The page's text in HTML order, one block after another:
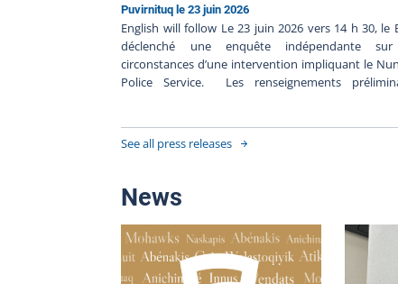
Puvirnituq le 23 juin 2026
English will follow Le 23 juin 2026 vers 14 h 30, le
déclenché une enquête indépendante
circonstances d’une intervention impliquant le
Police Service. Les renseignements
pour une personne intoxiquée qui aurait fait
désordre ; Les policiers seraient arrivés sur les lieux
arme à feu à l’extérieure du domicile ;Les
auraient fait feu en direction de la personne qui
alors été blessée par tir policier ;Les premiers
auraient été prodigués à la personne par les
sur place ;La personne aurait été transportée en
hospitalier, son état est stable ; Le Bureau des
See all press releases
News